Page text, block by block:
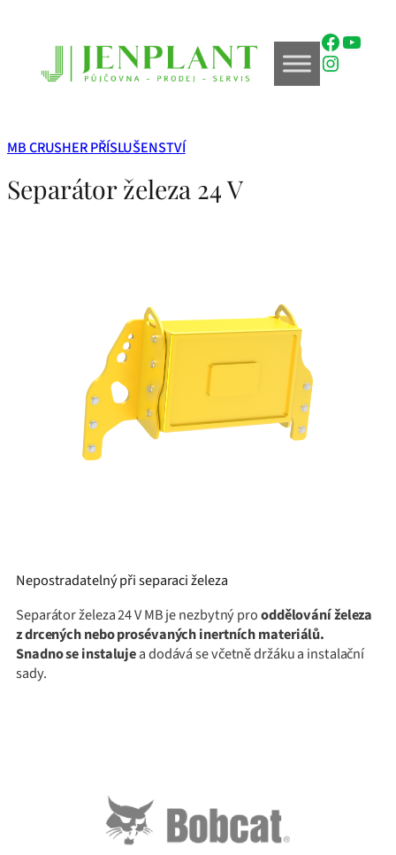
MB CRUSHER PŘÍSLUŠENSTVÍ
Separátor železa 24 V
Nepostradatelný při separaci železa
Separátor železa 24 V MB je nezbytný prooddělování železa
z drcených nebo prosévaných inertních materiálů.
Snadno se instalujea dodává se včetně držáku a instalační
sady.